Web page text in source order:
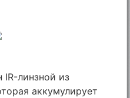
линзной из
аккумулирует